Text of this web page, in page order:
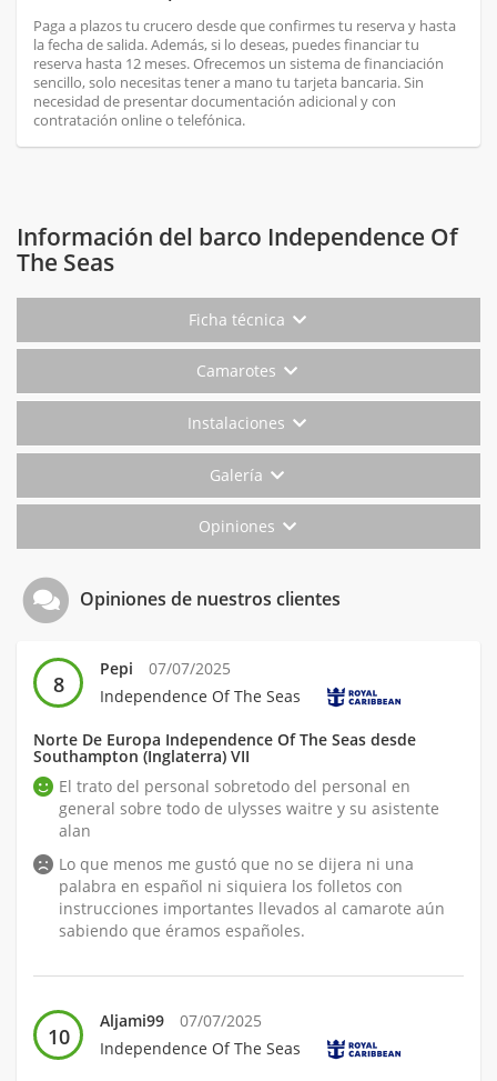
Paga a plazos tu crucero desde que confirmes tu reserva y hasta
la fecha de salida. Además, si lo deseas, puedes financiar tu
reserva hasta 12 meses. Ofrecemos un sistema de financiación
sencillo, solo necesitas tener a mano tu tarjeta bancaria. Sin
necesidad de presentar documentación adicional y con
contratación online o telefónica.
Información del barco Independence Of
The Seas
Ficha técnica
Camarotes
Instalaciones
Galería
Opiniones
Opiniones de nuestros clientes
8
Pepi
07/07/2025
Independence Of The Seas
Norte De Europa Independence Of The Seas desde
Southampton (Inglaterra) VII
El trato del personal sobretodo del personal en
general sobre todo de ulysses waitre y su asistente
alan
Lo que menos me gustó que no se dijera ni una
palabra en español ni siquiera los folletos con
instrucciones importantes llevados al camarote aún
sabiendo que éramos españoles.
10
Aljami99
07/07/2025
Independence Of The Seas